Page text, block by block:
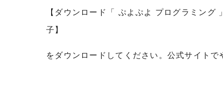
【ダウンロード「 ぷよぷよ プログラミン
子】
をダウンロードしてください。公式サイトで